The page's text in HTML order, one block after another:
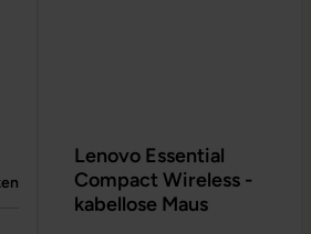
von 5 von 5 Sternen
Lenovo Essential
Compact Wireless -
kabellose Maus